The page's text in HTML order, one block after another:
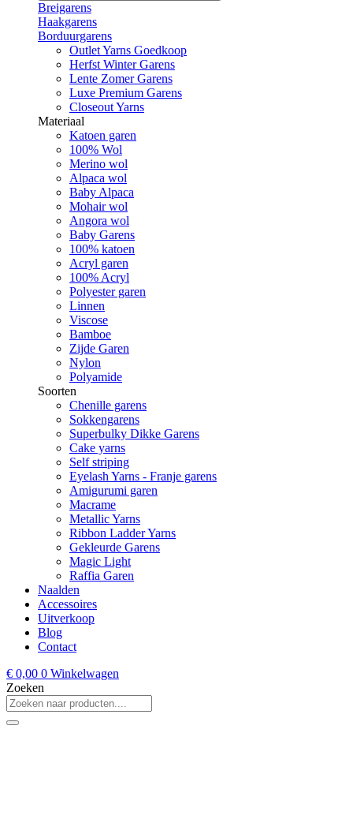
Breigarens
Haakgarens
Borduurgarens
Outlet Yarns Goedkoop
Herfst Winter Garens
Lente Zomer Garens
Luxe Premium Garens
Closeout Yarns
Materiaal
Katoen garen
100% Wol
Merino wol
Alpaca wol
Baby Alpaca
Mohair wol
Angora wol
Baby Garens
100% katoen
Acryl garen
100% Acryl
Polyester garen
Linnen
Viscose
Bamboe
Zijde Garen
Nylon
Polyamide
Soorten
Chenille garens
Sokkengarens
Superbulky Dikke Garens
Cake yarns
Self striping
Eyelash Yarns - Franje garens
Amigurumi garen
Macrame
Metallic Yarns
Ribbon Ladder Yarns
Gekleurde Garens
Magic Light
Raffia Garen
Naalden
Accessoires
Uitverkoop
Blog
Contact
€ 0,00 0 Winkelwagen
Zoeken